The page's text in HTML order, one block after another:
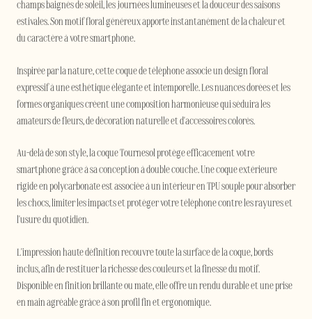
champs baignés de soleil, les journées lumineuses et la douceur des saisons
estivales. Son motif floral généreux apporte instantanément de la chaleur et
du caractère à votre smartphone.
Inspirée par la nature, cette coque de téléphone associe un design floral
expressif à une esthétique élégante et intemporelle. Les nuances dorées et les
formes organiques créent une composition harmonieuse qui séduira les
amateurs de fleurs, de décoration naturelle et d'accessoires colorés.
Au-delà de son style, la coque Tournesol protège efficacement votre
smartphone grâce à sa conception à double couche. Une coque extérieure
rigide en polycarbonate est associée à un intérieur en TPU souple pour absorber
les chocs, limiter les impacts et protéger votre téléphone contre les rayures et
l'usure du quotidien.
L'impression haute définition recouvre toute la surface de la coque, bords
inclus, afin de restituer la richesse des couleurs et la finesse du motif.
Disponible en finition brillante ou mate, elle offre un rendu durable et une prise
en main agréable grâce à son profil fin et ergonomique.